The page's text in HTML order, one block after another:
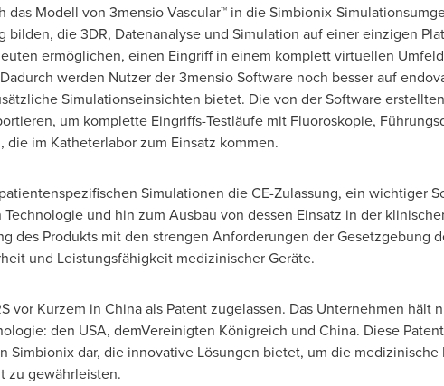
das Modell von 3mensio Vascular™ in die Simbionix-
bilden, die 3DR, Datenanalyse und Simulation auf einer einzigen
ermöglichen, einen Eingriff in einem komplett virtuellen
werden Nutzer der 3mensio Software noch besser auf
Simulationseinsichten bietet. Die von der Software
um komplette Eingriffs-Testläufe mit Fluoroskopie,
im Katheterlabor zum Einsatz kommen.
Simulationen die CE-Zulassung, ein wichtiger
und hin zum Ausbau von dessen Einsatz in der
des Produkts mit den strengen Anforderungen der Gesetzgebung
und Leistungsfähigkeit medizinischer Geräte.
vor Kurzem in Chinaals Patent zugelassen. Das Unternehmen hält
den USA, demVereinigten Königreich und China. Diese
Simbionix dar, die innovative Lösungen bietet, um die
zu gewährleisten.